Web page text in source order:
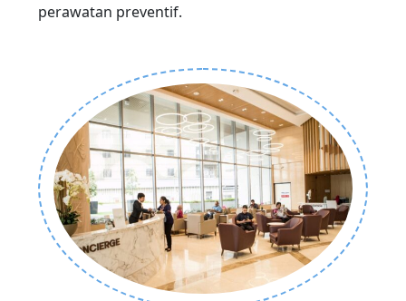
perawatan preventif.